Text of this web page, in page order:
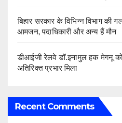
बिहार सरकार के विभिन्न विभाग की
आमजन, पदाधिकारी और अन्य हैं मौन
डीआईजी रेलवे डॉ.इनामुल हक मेगनू
अतिरिक्त प्रभार मिला
Recent Comments